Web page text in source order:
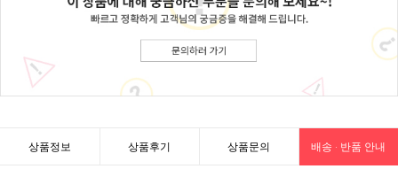
상품정보 상품후기 상품문의 배송 · 반품 안내